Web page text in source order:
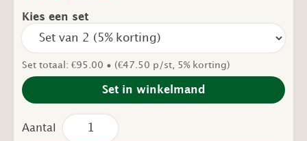
Kies een set
Set totaal: €95.00 • (€47.50 p/st, 5% korting)
Set in winkelmand
Tweedehands
Klaptafel